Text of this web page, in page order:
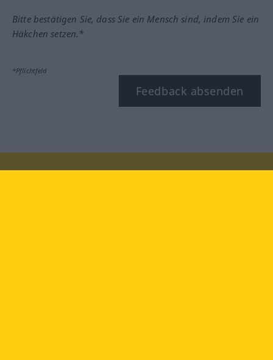
Bitte bestätigen Sie, dass Sie ein Mensch sind, indem Sie ein
Häkchen setzen.*
*Pflichtfeld
Feedback absenden